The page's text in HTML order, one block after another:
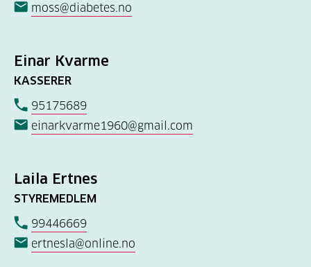
moss@diabetes.no
Einar Kvarme
KASSERER
95175689
einarkvarme1960@gmail.com
Laila Ertnes
STYREMEDLEM
99446669
ertnesla@online.no